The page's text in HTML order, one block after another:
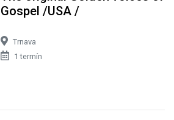
Gospel /USA /
Trnava
1 termín